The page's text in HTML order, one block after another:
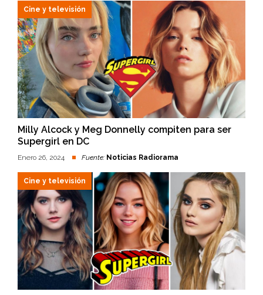
Cine y televisión
Milly Alcock y Meg Donnelly compiten para ser
Supergirl en DC
Enero 26, 2024 Fuente: Noticias Radiorama
Cine y televisión